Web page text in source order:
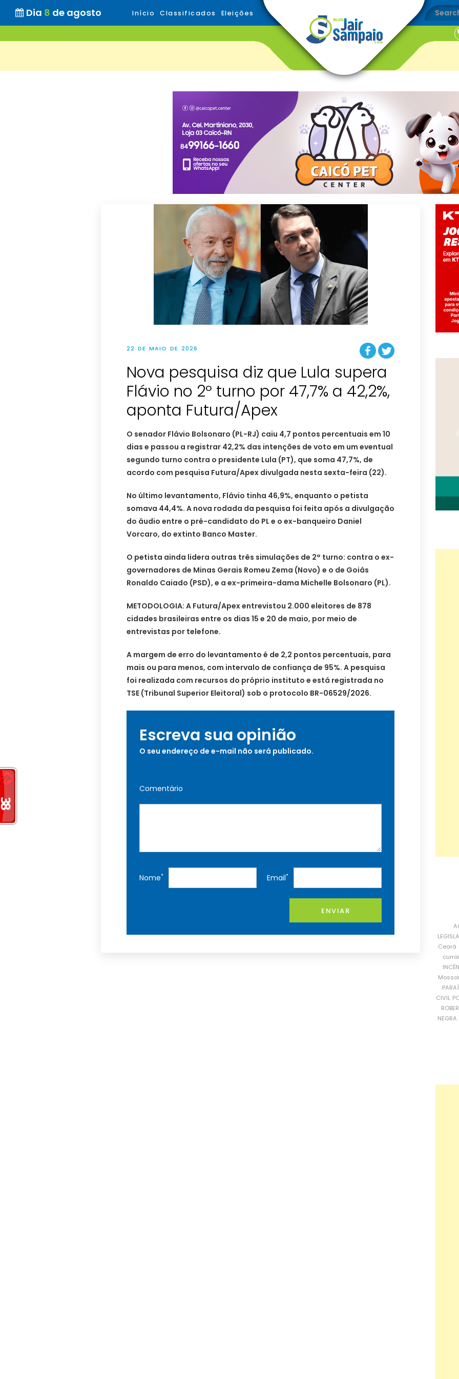
Dia 8 de agosto Início Classificados Eleições
22 DE MAIO DE 2026
Nova pesquisa diz que Lula supera
Flávio no 2º turno por 47,7% a 42,2%,
aponta Futura/Apex
O senador Flávio Bolsonaro (PL-RJ) caiu 4,7 pontos percentuais em 10
dias e passou a registrar 42,2% das intenções de voto em um eventual
segundo turno contra o presidente Lula (PT), que soma 47,7%, de
acordo com pesquisa Futura/Apex divulgada nesta sexta-feira (22).
No último levantamento, Flávio tinha 46,9%, enquanto o petista
somava 44,4%. A nova rodada da pesquisa foi feita após a divulgação
do áudio entre o pré-candidato do PL e o ex-banqueiro Daniel
Vorcaro, do extinto Banco Master.
O petista ainda lidera outras três simulações de 2° turno: contra o ex-
governadores de Minas Gerais Romeu Zema (Novo) e o de Goiás
Ronaldo Caiado (PSD), e a ex-primeira-dama Michelle Bolsonaro (PL).
METODOLOGIA: A Futura/Apex entrevistou 2.000 eleitores de 878
cidades brasileiras entre os dias 15 e 20 de maio, por meio de
entrevistas por telefone.
A margem de erro do levantamento é de 2,2 pontos percentuais, para
mais ou para menos, com intervalo de confiança de 95%. A pesquisa
foi realizada com recursos do próprio instituto e está registrada no
TSE (Tribunal Superior Eleitoral) sob o protocolo BR-06529/2026.
Escreva sua opinião
O seu endereço de e-mail não será publicado.
Comentário
Nome* Email*
ENVIAR
Ceará
CIVIL
NEGRA